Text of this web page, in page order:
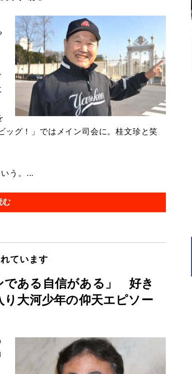
グ！」ではメイン司会に。桂文珍と笑
う。...
む
ています
である自信がある」 好き
大河少年の仰天エピソー